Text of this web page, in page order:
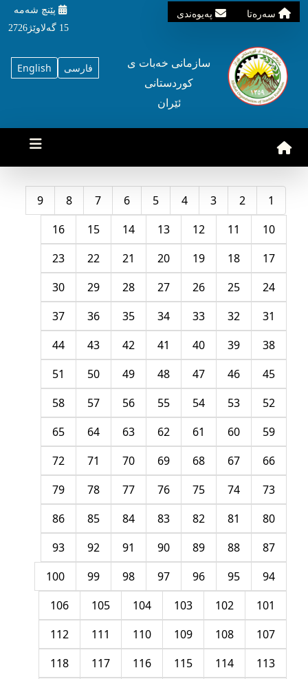
سه‌ره‌تا په‌یوه‌ندی
پێنچ شه‌مه‌
15 گه‌لاوێژ2726
English فارسی
سازمانی خه‌بات ی
کوردستانی
ئێران
1
2
3
4
5
6
7
8
9
10
11
12
13
14
15
16
17
18
19
20
21
22
23
24
25
26
27
28
29
30
31
32
33
34
35
36
37
38
39
40
41
42
43
44
45
46
47
48
49
50
51
52
53
54
55
56
57
58
59
60
61
62
63
64
65
66
67
68
69
70
71
72
73
74
75
76
77
78
79
80
81
82
83
84
85
86
87
88
89
90
91
92
93
94
95
96
97
98
99
100
101
102
103
104
105
106
107
108
109
110
111
112
113
114
115
116
117
118